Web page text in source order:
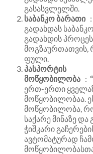
გასასვლელში.
საბანკო ბარათი
გადახდას
გადახდის
მოგზაურთათვის,
ფული.
პასპორტის
მოწყობილობა :
ერთ-ერთი
მოწყობილობაა.
მოწყობილობა,
საქარე მინაზე
ჭიშკარი
ავტომატურად